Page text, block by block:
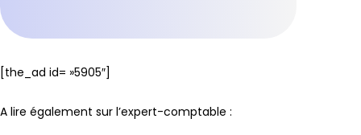
[the_ad id= »5905″]
A lire également sur l’expert-comptable :